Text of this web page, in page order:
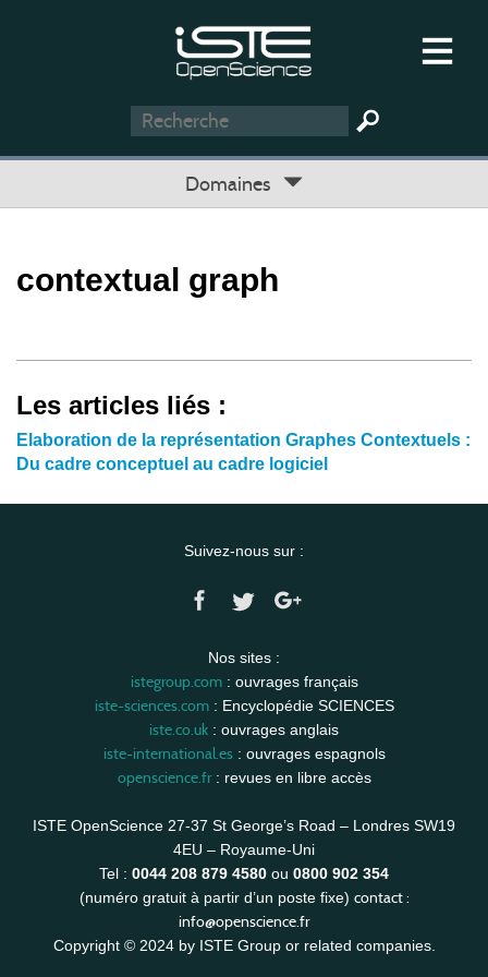
Domaines
contextual graph
Les articles liés :
Elaboration de la représentation Graphes Contextuels :
Du cadre conceptuel au cadre logiciel
Suivez-nous sur :
Nos sites :
istegroup.com: ouvrages français
iste-sciences.com: Encyclopédie SCIENCES
iste.co.uk : ouvrages anglais
iste-international.es: ouvrages espagnols
openscience.fr: revues en libre accès
ISTE OpenScience 27-37 St George’s Road – Londres SW19
4EU – Royaume-Uni
Tel : 0044 208 879 4580 ou 0800 902 354
(numéro gratuit à partir d’un poste fixe) contact :
info@openscience.fr
Copyright © 2024 by ISTE Group or related companies.